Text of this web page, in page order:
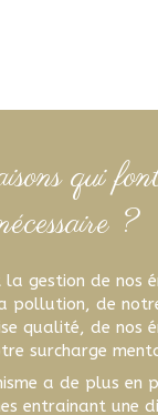
qui
?
gestion de nos
pollution, de
qualité, de nos
surcharge
a de plus en
entrainant une